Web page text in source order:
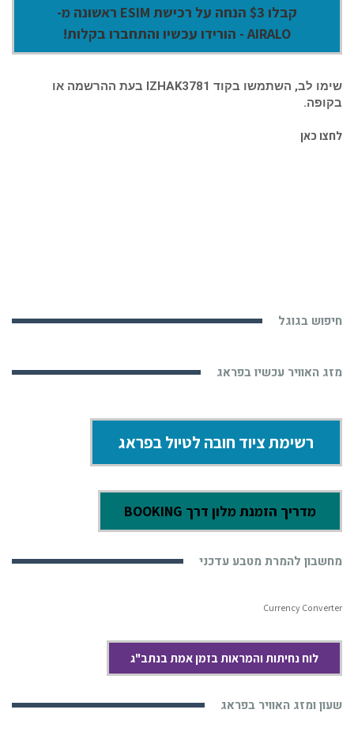
קבלו $3 הנחה על רכישת ESIM ראשונה מ-
AIRALO - הורידו עכשיו והתחברו בקלות!
שימו לב, השתמשו בקוד IZHAK3781 בעת ההרשמה או
בקופה.
לחצו כאן
חיפוש בגוגל
מזג האוויר עכשיו בפראג
רשימת ציוד חובה לטיול בפראג
מדריך הזמנת מלון דרך BOOKING
מחשבון להמרת מטבע עדכני
Currency Converter
לוח נחיתות והמראות בזמן אמת בנתב"ג
שעון ומזג האוויר בפראג